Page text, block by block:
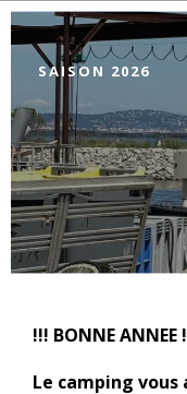
CAMPING
SAISON 2026
!!! BONNE ANNEE
Le camping vous